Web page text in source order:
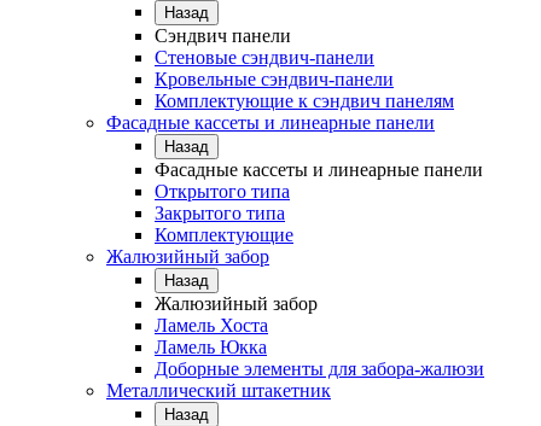
Назад
Сэндвич панели
Стеновые сэндвич-панели
Кровельные сэндвич-панели
Комплектующие к сэндвич панелям
Фасадные кассеты и линеарные панели
Назад
Фасадные кассеты и линеарные панели
Открытого типа
Закрытого типа
Комплектующие
Жалюзийный забор
Назад
Жалюзийный забор
Ламель Хоста
Ламель Юкка
Доборные элементы для забора-жалюзи
Металлический штакетник
Назад